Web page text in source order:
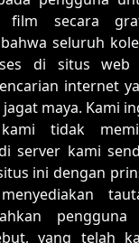
film secara
seluruh
di situs web
internet
maya. Kami
tidak
server kami
ini dengan
pengguna
yang telah